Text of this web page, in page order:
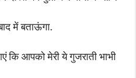
में बताऊंगा.
आपको मेरी ये गुजराती भाभी